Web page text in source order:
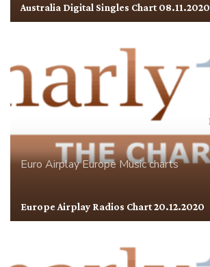
Australia Digital Singles Chart 08.11.2020
Euro AirplayEuropeMusic charts
Europe Airplay Radios Chart 20.12.2020